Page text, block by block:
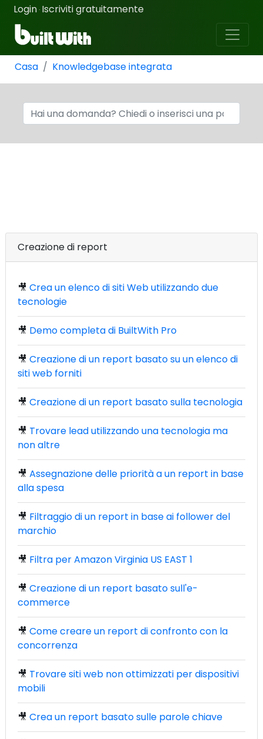
Login · Iscriviti gratuitamente
Casa Knowledgebase integrata
Creazione di report
🎥 Crea un elenco di siti Web utilizzando due
tecnologie
🎥 Demo completa di BuiltWith Pro
🎥 Creazione di un report basato su un elenco di
siti web forniti
🎥 Creazione di un report basato sulla tecnologia
🎥 Trovare lead utilizzando una tecnologia ma
non altre
🎥 Assegnazione delle priorità a un report in base
alla spesa
🎥 Filtraggio di un report in base ai follower del
marchio
🎥 Filtra per Amazon Virginia US EAST 1
🎥 Creazione di un report basato sull'e-
commerce
🎥 Come creare un report di confronto con la
concorrenza
🎥 Trovare siti web non ottimizzati per dispositivi
mobili
🎥 Crea un report basato sulle parole chiave